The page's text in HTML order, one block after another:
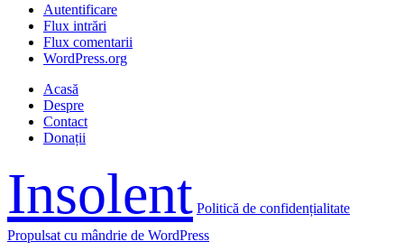
Autentificare
Flux intrări
Flux comentarii
WordPress.org
Acasă
Despre
Contact
Donații
Insolent Politică de confidențialitate
Propulsat cu mândrie de WordPress